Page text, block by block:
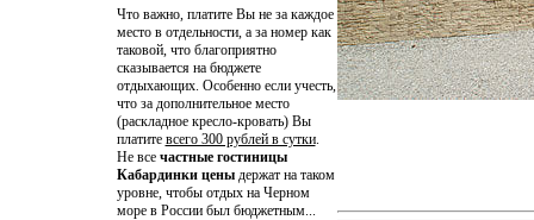
Что важно, платите Вы не за каждое
место в отдельности, а за номер как
таковой, что благоприятно
сказывается на бюджете
отдыхающих. Особенно если учесть,
что за дополнительное место
(раскладное кресло-кровать) Вы
платите всего 300 рублей в сутки.
Не все частные гостиницы
Кабардинки ценыдержат на таком
уровне, чтобы отдых на Черном
море в России был бюджетным...